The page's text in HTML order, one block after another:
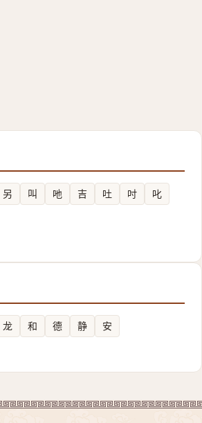
另 叫 吔 吉 吐 吋
叱
龙 和 德 静 安